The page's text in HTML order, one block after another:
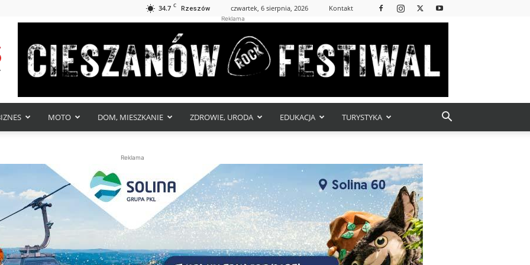
34.7 C Rzeszów czwartek, 6 sierpnia, 2026 Kontakt
Reklama
MOTO DOM, MIESZKANIE ZDROWIE, URODA EDUKACJA TURYSTYKA
Reklama